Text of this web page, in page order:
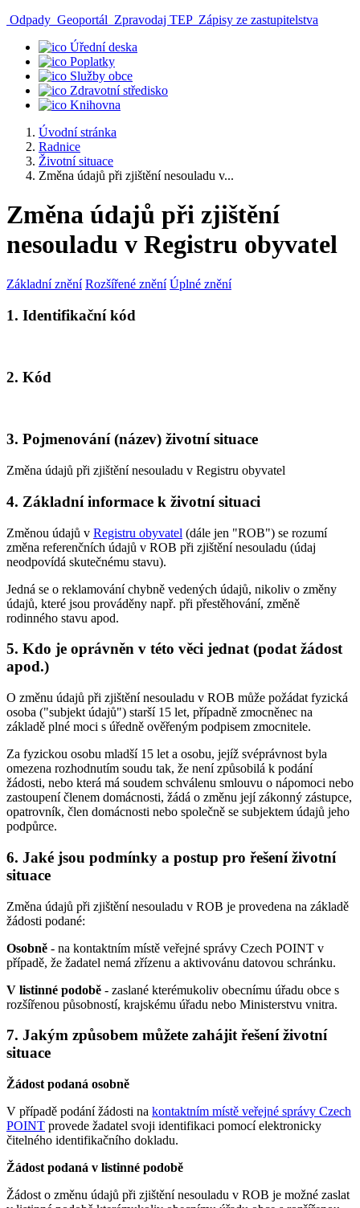
Odpady Geoportál Zpravodaj TEP Zápisy ze zastupitelstva
Úřední deska
Poplatky
Služby obce
Zdravotní středisko
Knihovna
Úvodní stránka
Radnice
Životní situace
Změna údajů při zjištění nesouladu v...
Změna údajů při zjištění
nesouladu v Registru obyvatel
Základní znění Rozšířené znění Úplné znění
1. Identifikační kód
2. Kód
3. Pojmenování (název) životní situace
Změna údajů při zjištění nesouladu v Registru obyvatel
4. Základní informace k životní situaci
Změnou údajů v Registru obyvatel (dále jen "ROB") se rozumí
změna referenčních údajů v ROB při zjištění nesouladu (údaj
neodpovídá skutečnému stavu).
Jedná se o reklamování chybně vedených údajů, nikoliv o změny
údajů, které jsou prováděny např. při přestěhování, změně
rodinného stavu apod.
5. Kdo je oprávněn v této věci jednat (podat žádost
apod.)
O změnu údajů při zjištění nesouladu v ROB může požádat fyzická
osoba ("subjekt údajů") starší 15 let, případně zmocněnec na
základě plné moci s úředně ověřeným podpisem zmocnitele.
Za fyzickou osobu mladší 15 let a osobu, jejíž svéprávnost byla
omezena rozhodnutím soudu tak, že není způsobilá k podání
žádosti, nebo která má soudem schválenu smlouvu o nápomoci nebo
zastoupení členem domácnosti, žádá o změnu její zákonný zástupce,
opatrovník, člen domácnosti nebo společně se subjektem údajů jeho
podpůrce.
6. Jaké jsou podmínky a postup pro řešení životní
situace
Změna údajů při zjištění nesouladu v ROB je provedena na základě
žádosti podané:
Osobně - na kontaktním místě veřejné správy Czech POINT v
případě, že žadatel nemá zřízenu a aktivovánu datovou schránku.
V listinné podobě - zaslané kterémukoliv obecnímu úřadu obce s
rozšířenou působností, krajskému úřadu nebo Ministerstvu vnitra.
7. Jakým způsobem můžete zahájit řešení životní
situace
Žádost podaná osobně
V případě podání žádosti na kontaktním místě veřejné správy Czech
POINT provede žadatel svoji identifikaci pomocí elektronicky
čitelného identifikačního dokladu.
Žádost podaná v listinné podobě
Žádost o změnu údajů při zjištění nesouladu v ROB je možné zaslat